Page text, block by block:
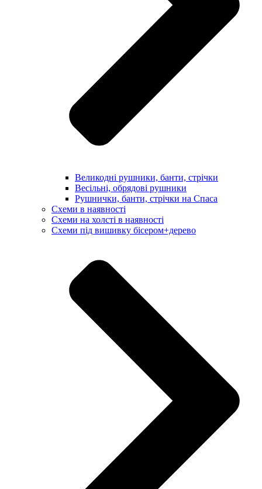
Великодні рушники, банти, стрічки
Весільні, обрядові рушники
Рушнички, банти, стрічки на Спаса
Схеми в наявності
Схеми на холсті в наявності
Схеми під вишивку бісером+дерево